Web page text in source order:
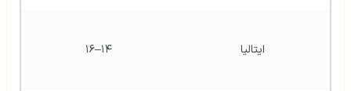
ایتالیا ۱۴–۱۶